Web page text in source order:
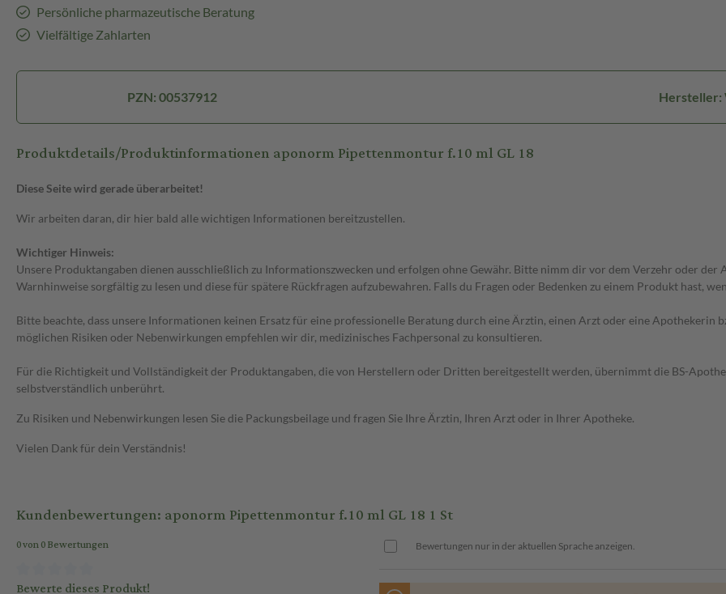
Persönliche pharmazeutische Beratung
Vielfältige Zahlarten
PZN: 00537912 Hersteller:
Produktdetails/Produktinformationen aponorm Pipettenmontur f.10 ml GL 18
Diese Seite wird gerade überarbeitet!
Wir arbeiten daran, dir hier bald alle wichtigen Informationen bereitzustellen.
Wichtiger Hinweis:
Unsere Produktangaben dienen ausschließlich zu Informationszwecken und erfolgen ohne Gewähr. Bitte nimm dir vor dem Verzehr oder
Warnhinweise sorgfältig zu lesen und diese für spätere Rückfragen aufzubewahren. Falls du Fragen oder Bedenken zu einem Produkt hast,
Bitte beachte, dass unsere Informationen keinen Ersatz für eine professionelle Beratung durch eine Ärztin, einen Arzt oder eine Apothekerin
möglichen Risiken oder Nebenwirkungen empfehlen wir dir, medizinisches Fachpersonal zu konsultieren.
Für die Richtigkeit und Vollständigkeit der Produktangaben, die von Herstellern oder Dritten bereitgestellt werden, übernimmt die BS-
selbstverständlich unberührt.
Zu Risiken und Nebenwirkungen lesen Sie die Packungsbeilage und fragen Sie Ihre Ärztin, Ihren Arzt oder in Ihrer Apotheke.
Vielen Dank für dein Verständnis!
Kundenbewertungen: aponorm Pipettenmontur f.10 ml GL 18 1 St
0 von 0 Bewertungen
Bewerte dieses Produkt!
Bewertungen nur in der aktuellen Sprache anzeigen.